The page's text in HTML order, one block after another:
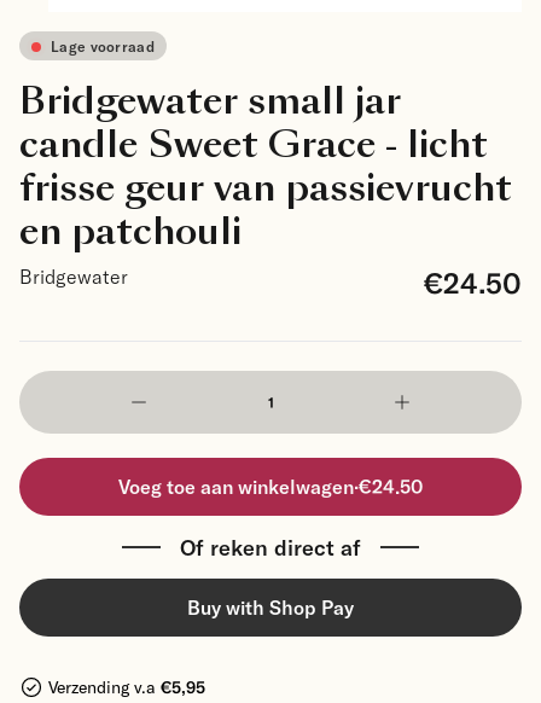
Lage voorraad
Bridgewater small jar
candle Sweet Grace - licht
frisse geur van passievrucht
en patchouli
Bridgewater €24.50
Voeg toe aan winkelwagen·€24.50
Of reken direct af
Buy with Shop Pay
Verzending v.a €5,95